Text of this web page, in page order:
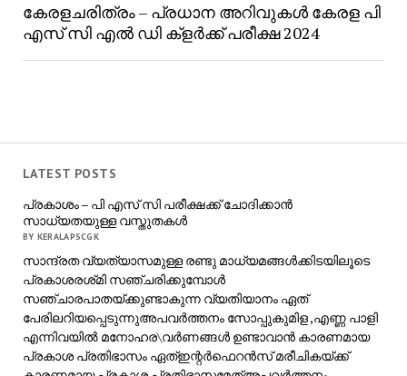
LATEST POSTS
പ്രകാശം – പി എസ് സി പരീക്ഷക്ക് ചോദിക്കാൻ
സാധ്യതയുള്ള വസ്തുതകൾ
BY KERALAPSCGK
സാന്ദ്രത വ്യത്യാസമുള്ള രണ്ടു മാധ്യമങ്ങൾക്കിടയിലൂടെ
പ്രകാശരശ്‌മി സഞ്ചരിക്കുമ്പോൾ
സഞ്ചാരപാതയ്ക്കുണ്ടാകുന്ന വ്യതിയാനം ഏത്
പേരിലറിയപ്പെടുന്നുഅപവർത്തനം സോപ്പുകുമിള ,എണ്ണ പാളി
എന്നിവയിൽ മനോഹര\വർണങ്ങൾ ഉണ്ടാവാൻ കാരണമായ
പ്രകാശ പ്രതിഭാസം ഏത്ഇന്റർഫെറൻസ് മരീചികയ്ക്ക്
കേരളചരിത്രം – പ്രധാന അറിവുകൾ കേരള പി
എസ് സി എൽ ഡി ക്ളർക്ക് പരീക്ഷ 2024